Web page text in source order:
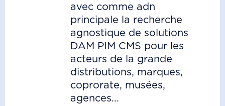
avec comme adn
principale la recherche
agnostique de solutions
DAM PIM CMS pour les
acteurs de la grande
distributions, marques,
coprorate, musées,
agences...